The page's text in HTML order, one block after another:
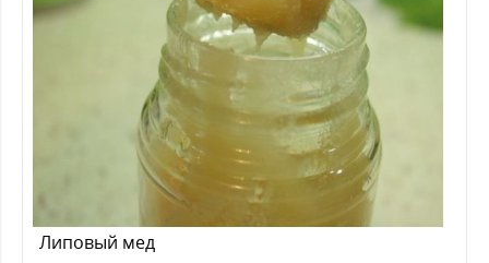
Липовый мед